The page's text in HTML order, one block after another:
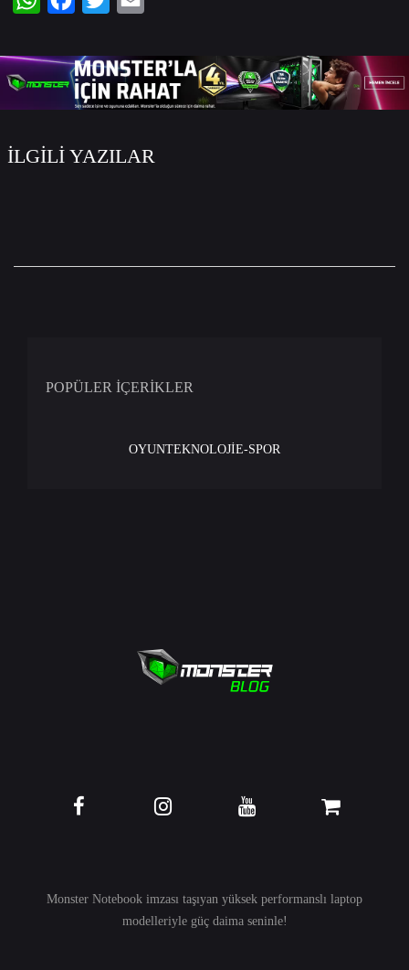
İLGİLİ YAZILAR
POPÜLER İÇERİKLER
OYUNTEKNOLOJİE-SPOR
Monster Notebook imzası taşıyan yüksek performanslı laptop
modelleriyle güç daima seninle!